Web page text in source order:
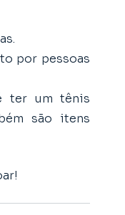
por pessoas
ter um tênis
são itens